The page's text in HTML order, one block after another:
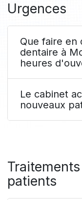
Urgences
Que faire en
dentaire à
heures
Le cabinet
nouveaux
patients